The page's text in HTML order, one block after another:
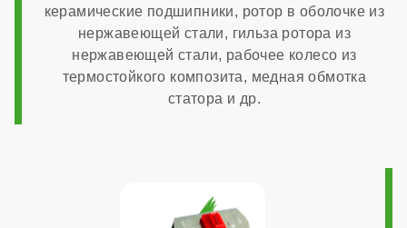
керамические подшипники, ротор в оболочке из
нержавеющей стали, гильза ротора из
нержавеющей стали, рабочее колесо из
термостойкого композита, медная обмотка
статора и др.